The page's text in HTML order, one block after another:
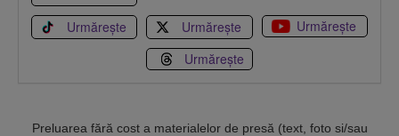
Urmărește Urmărește
Urmărește
Urmărește
Preluarea fără cost a materialelor de presă (text, foto si/sau